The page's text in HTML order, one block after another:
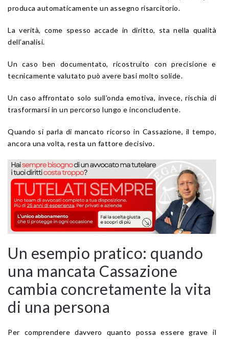
produca automaticamente un assegno risarcitorio.
La verità, come spesso accade in diritto, sta nella qualità
dell’analisi.
Un caso ben documentato, ricostruito con precisione e
tecnicamente valutato può avere basi molto solide.
Un caso affrontato solo sull’onda emotiva, invece, rischia di
trasformarsi in un percorso lungo e inconcludente.
Quando si parla di mancato ricorso in Cassazione, il tempo,
ancora una volta, resta un fattore decisivo.
Un esempio pratico: quando
una mancata Cassazione
cambia concretamente la vita
di una persona
Per comprendere davvero quanto possa essere grave il